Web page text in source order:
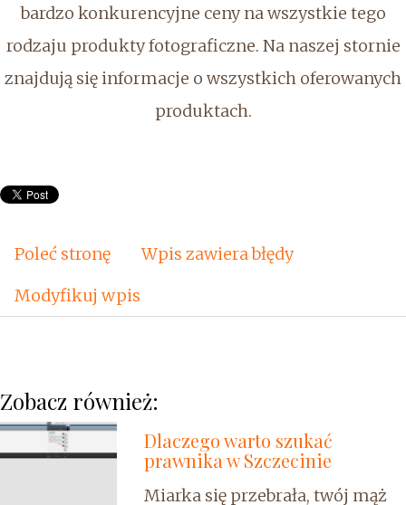
bardzo konkurencyjne ceny na wszystkie tego
rodzaju produkty fotograficzne. Na naszej stornie
znajdują się informacje o wszystkich oferowanych
produktach.
Poleć stronę
Wpis zawiera błędy
Modyfikuj wpis
Zobacz również:
Dlaczego warto szukać
prawnika w Szczecinie
Miarka się przebrała, twój mąż